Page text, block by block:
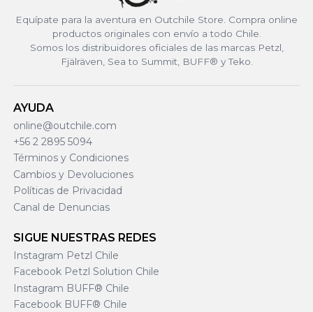
Equípate para la aventura en Outchile Store. Compra online
productos originales con envío a todo Chile.
Somos los distribuidores oficiales de las marcas Petzl,
Fjälräven, Sea to Summit, BUFF® y Teko.
AYUDA
online@outchile.com
+56 2 2895 5094
Términos y Condiciones
Cambios y Devoluciones
Políticas de Privacidad
Canal de Denuncias
SIGUE NUESTRAS REDES
Instagram Petzl Chile
Facebook Petzl Solution Chile
Instagram BUFF® Chile
Facebook BUFF® Chile